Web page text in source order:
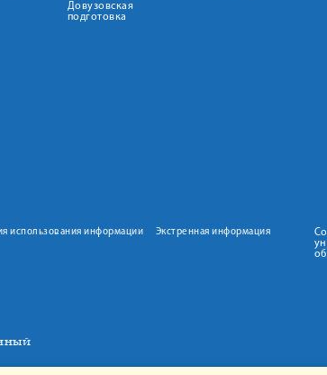
Довузовская
подготовка
использования информации Экстренная информация